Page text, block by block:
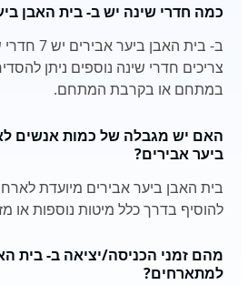
כמה חדרי שינה יש ב- בית האבן
ב- בית האבן
צריכים חדרי שינה נוספים ניתן
במתחם או בקרבת המתחם.
האם יש מגבלה של כמות אנשים
ביער אבירים?
להוסיף בדרך כלל מיטות נוספות או
מהם זמני הכניסה/יציאה ב- בית
למתארחים?